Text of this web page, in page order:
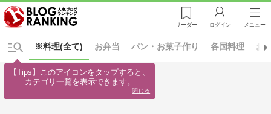
リーダー ログイン メニュー
※料理(全て) お弁当 パン・お菓子作り 各国料理 お
【Tips】このアイコンをタップすると、
カテゴリ一覧を表示できます。
閉じる